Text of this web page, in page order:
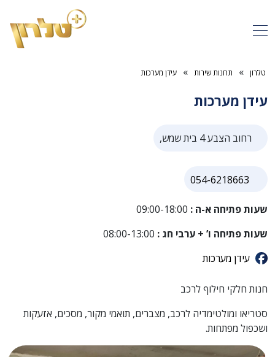
טלרון » תחנות שירות » עידן מערכות
עידן מערכות
רחוב הצבע 4 בית שמש,
054-6218663
שעות פתיחה א-ה : 09:00-18:00
שעות פתיחה ו’ + ערבי חג : 08:00-13:00
עידן מערכות
חנות חלקי חילוף לרכב
סטריאו ומולטימדיה לרכב, מצברים, תואמי מקור, מסכים, אזעקות
ושכפול מפתחות.